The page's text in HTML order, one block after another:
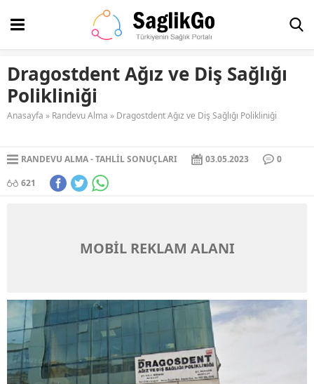
Dragostdent Ağız ve Diş Sağlığı
Polikliniği
Anasayfa » Randevu Alma » Dragostdent Ağız ve Diş Sağlığı Polikliniği
RANDEVU ALMA TAHLIL SONUÇLARI 03.05.2023
0
621
MOBİL REKLAM ALANI